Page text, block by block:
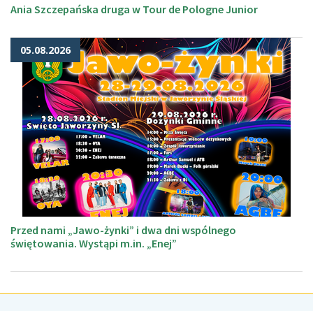
Ania Szczepańska druga w Tour de Pologne Junior
05.08.2026
Przed nami „Jawo-żynki” i dwa dni wspólnego
świętowania. Wystąpi m.in. „Enej”